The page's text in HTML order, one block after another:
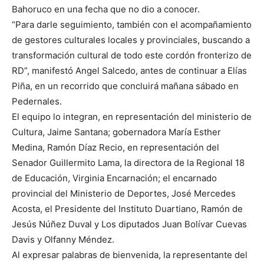
Bahoruco en una fecha que no dio a conocer.
“Para darle seguimiento, también con el acompañamiento
de gestores culturales locales y provinciales, buscando a
transformación cultural de todo este cordón fronterizo de
RD”, manifestó Angel Salcedo, antes de continuar a Elías
Piña, en un recorrido que concluirá mañana sábado en
Pedernales.
El equipo lo integran, en representación del ministerio de
Cultura, Jaime Santana; gobernadora María Esther
Medina, Ramón Díaz Recio, en representación del
Senador Guillermito Lama, la directora de la Regional 18
de Educación, Virginia Encarnación; el encarnado
provincial del Ministerio de Deportes, José Mercedes
Acosta, el Presidente del Instituto Duartiano, Ramón de
Jesús Núñez Duval y Los diputados Juan Bolívar Cuevas
Davis y Olfanny Méndez.
Al expresar palabras de bienvenida, la representante del